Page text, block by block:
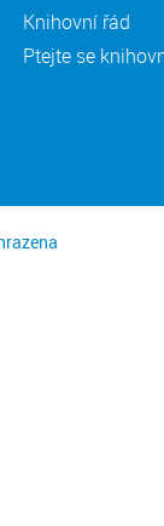
Knihovní řád
Ptejte se